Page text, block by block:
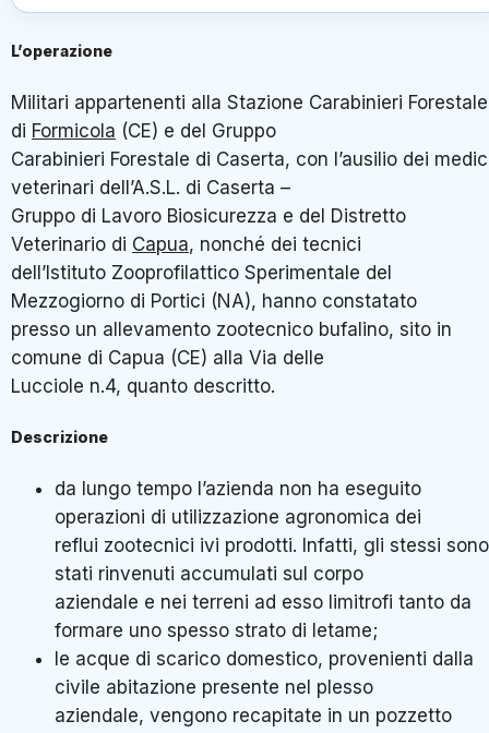
L’operazione
Militari appartenenti alla Stazione Carabinieri Forestale
di Formicola (CE) e del Gruppo
Carabinieri Forestale di Caserta, con l’ausilio dei
veterinari dell’A.S.L. di Caserta –
Gruppo di Lavoro Biosicurezza e del Distretto
Veterinario di Capua, nonché dei tecnici
dell’Istituto Zooprofilattico Sperimentale del
Mezzogiorno di Portici (NA), hanno constatato
presso un allevamento zootecnico bufalino, sito in
comune di Capua (CE) alla Via delle
Lucciole n.4, quanto descritto.
Descrizione
da lungo tempo l’azienda non ha eseguito
operazioni di utilizzazione agronomica dei
reflui zootecnici ivi prodotti. Infatti, gli stessi sono
stati rinvenuti accumulati sul corpo
aziendale e nei terreni ad esso limitrofi tanto da
formare uno spesso strato di letame;
le acque di scarico domestico, provenienti dalla
civile abitazione presente nel plesso
aziendale, vengono recapitate in un pozzetto